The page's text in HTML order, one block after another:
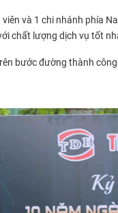
và 1 chi nhánh phía
chất lượng dịch vụ tốt
bước đường thành